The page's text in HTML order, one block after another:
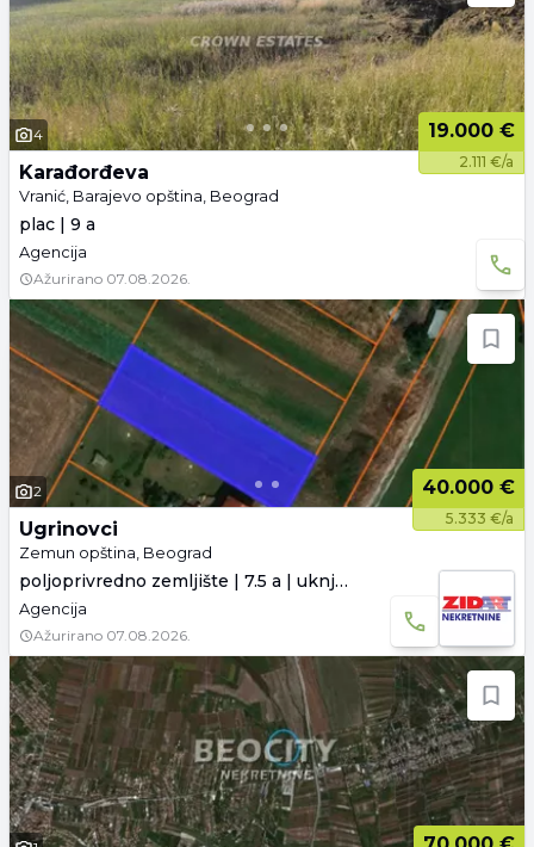
4 19.000 €
2.111 €/a
Karađorđeva
Vranić, Barajevo opština, Beograd
plac | 9 a
Agencija
Ažurirano 07.08.2026.
2 40.000 €
5.333 €/a
Ugrinovci
Zemun opština, Beograd
poljoprivredno zemljište | 7.5 a | uknjiženo
Agencija
Ažurirano 07.08.2026.